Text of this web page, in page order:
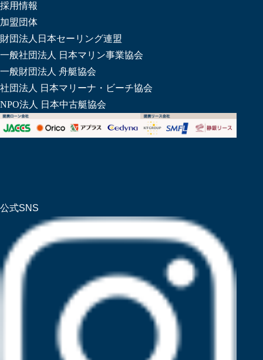
採用情報
加盟団体
財団法人日本セーリング連盟
一般社団法人 日本マリン事業協会
一般財団法人 舟艇協会
社団法人 日本マリーナ・ビーチ協会
NPO法人 日本中古艇協会
公式SNS